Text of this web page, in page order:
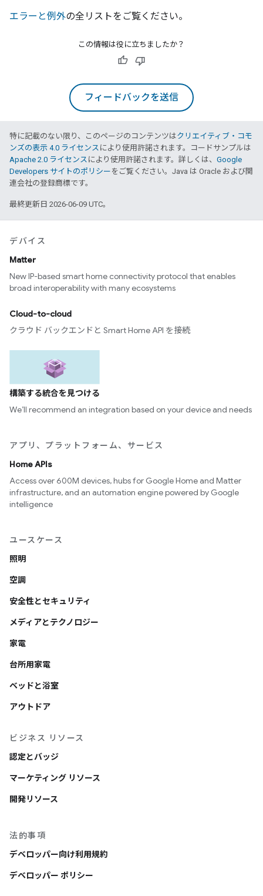
エラーと例外の全リストをご覧ください。
この情報は役に立ちましたか？
フィードバックを送信
特に記載のない限り、このページのコンテンツはクリエイティブ・コモ
ンズの表示 4.0 ライセンス により使用許諾されます。コードサンプルは
Apache 2.0 ライセンス により使用許諾されます。詳しくは、 Google
Developers サイトのポリシー をご覧ください。Java は Oracle および関
連会社の登録商標です。
最終更新日 2026-06-09 UTC。
デバイス
Matter
New IP-based smart home connectivity protocol that enables
broad interoperability with many ecosystems
Cloud-to-cloud
クラウド バックエンドと Smart Home API を接続
構築する統合を見つける
We’ll recommend an integration based on your device and needs
アプリ、プラットフォーム、サービス
Home APIs
Access over 600M devices, hubs for Google Home and Matter
infrastructure, and an automation engine powered by Google
intelligence
ユースケース
照明
空調
安全性とセキュリティ
メディアとテクノロジー
家電
台所用家電
ベッドと浴室
アウトドア
ビジネス リソース
認定とバッジ
マーケティング リソース
開発リソース
法的事項
デベロッパー向け利用規約
デベロッパー ポリシー